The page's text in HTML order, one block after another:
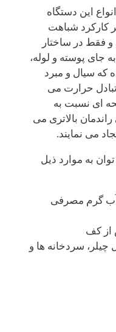
این دستگاه
کارکرد شباهت
و فقط در ساختار
جای پوسته و لوله،
که سیال و مبرد
حرارت می
ای نسبت به
راندمان بالاتری می
می نمایند.
به موارد ذیل
گرم مصرفی
از کف
سردخانه ها و